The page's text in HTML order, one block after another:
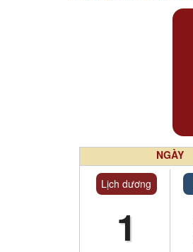
NGÀY
Lịch dương
1